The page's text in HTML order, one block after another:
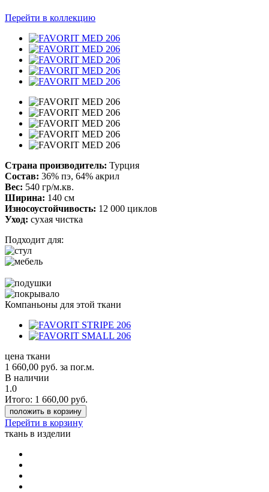
Перейти в коллекцию
Страна производитель: Турция
Состав: 36% пэ, 64% акрил
Вес: 540 гр/м.кв.
Ширина: 140 см
Износоустойчивость: 12 000 циклов
Уход: сухая чистка
Подходит для:
Компаньоны для этой ткани
цена ткани
1 660,00 руб. за пог.м.
В наличии
1.0
Итого: 1 660,00 руб.
положить в корзину
Перейти в корзину
ткань в изделии